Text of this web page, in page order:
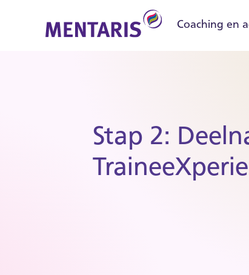
Coaching en
Stap 2: